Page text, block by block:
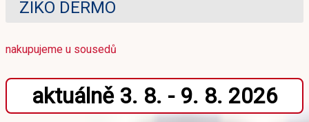
ZIKO DERMO
nakupujeme u sousedů
aktuálně 3. 8. - 9. 8. 2026